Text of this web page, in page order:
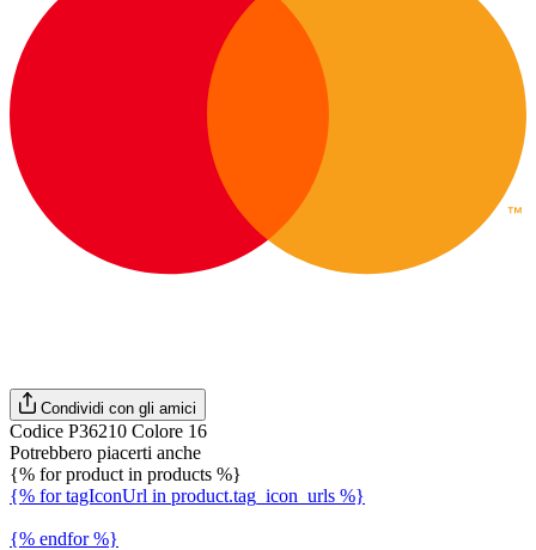
Condividi con gli amici
Codice P36210 Colore 16
Potrebbero piacerti anche
{% for product in products %}
{% for tagIconUrl in product.tag_icon_urls %}
{% endfor %}